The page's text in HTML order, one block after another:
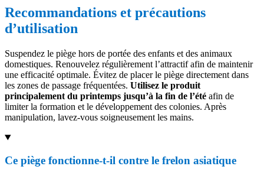
Recommandations et précautions
d’utilisation
Suspendez le piège hors de portée des enfants et des animaux
domestiques. Renouvelez régulièrement l’attractif afin de maintenir
une efficacité optimale. Évitez de placer le piège directement dans
les zones de passage fréquentées. Utilisez le produit
principalement du printemps jusqu’à la fin de l’été afin de
limiter la formation et le développement des colonies. Après
manipulation, lavez-vous soigneusement les mains.
Ce piège fonctionne-t-il contre le frelon asiatique